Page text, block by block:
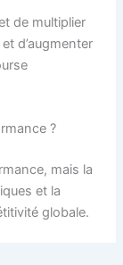
de multiplier
d’augmenter
?
mais la
et la
globale.